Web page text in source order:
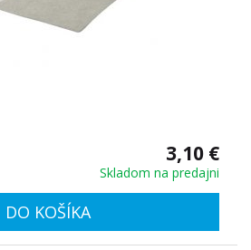
3,10 €
Skladom na predajni
DO KOŠÍKA